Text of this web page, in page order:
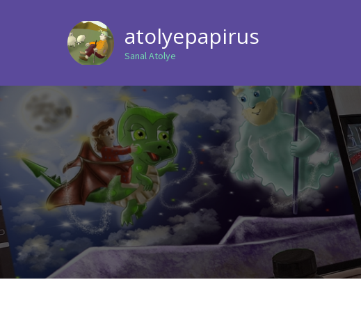
atolyepapirus
Sanal Atolye